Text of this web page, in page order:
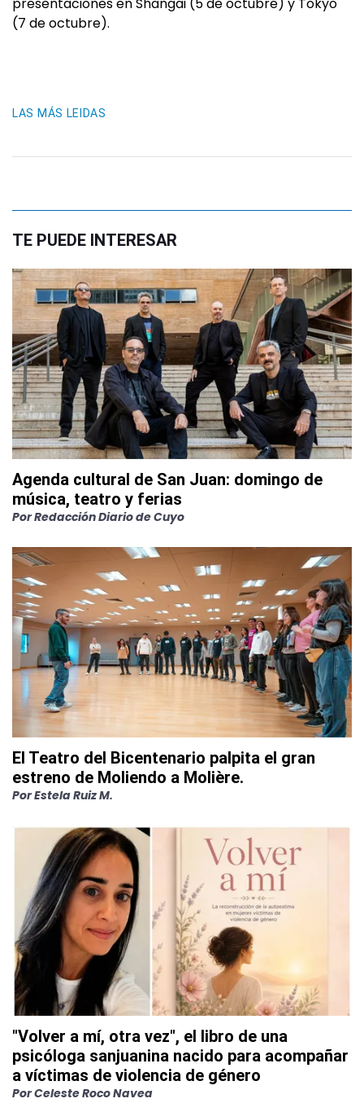
(7 de octubre).
LAS MÁS LEIDAS
TE PUEDE INTERESAR
Agenda cultural de San Juan: domingo de
música, teatro y ferias
PorRedacción Diario de Cuyo
El Teatro del Bicentenario palpita el gran
estreno de Moliendo a Molière.
PorEstela Ruiz M.
"Volver a mí, otra vez", el libro de una
psicóloga sanjuanina nacido para acompañar
a víctimas de violencia de género
PorCeleste Roco Navea